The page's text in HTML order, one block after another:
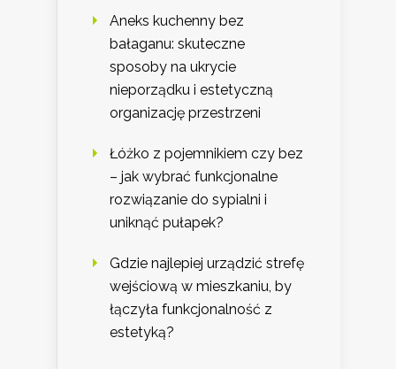
Aneks kuchenny bez
bałaganu: skuteczne
sposoby na ukrycie
nieporządku i estetyczną
organizację przestrzeni
Łóżko z pojemnikiem czy bez
– jak wybrać funkcjonalne
rozwiązanie do sypialni i
uniknąć pułapek?
Gdzie najlepiej urządzić strefę
wejściową w mieszkaniu, by
łączyła funkcjonalność z
estetyką?